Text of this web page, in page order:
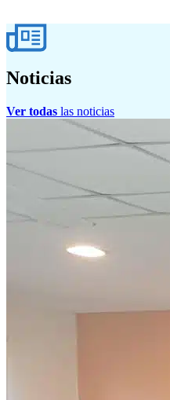
Noticias
Ver todas las noticias